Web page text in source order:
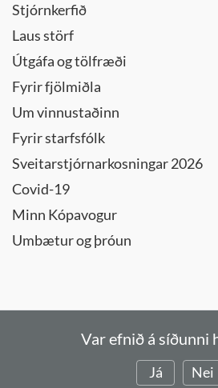
Stjórnkerfið
Laus störf
Útgáfa og tölfræði
Fyrir fjölmiðla
Um vinnustaðinn
Fyrir starfsfólk
Sveitarstjórnarkosningar 2026
Covid-19
Minn Kópavogur
Umbætur og þróun
Var efnið á síðunni
Já Nei